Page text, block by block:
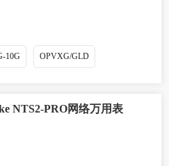
10G OPVXG/GLD
NTS2-PRO网络万用表